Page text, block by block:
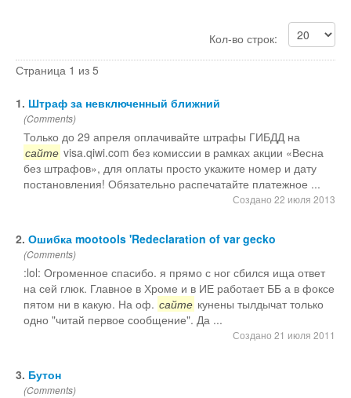
Акции
Мысли
Языки
Lietuviškai
English
Остальное
Кол-во строк:
Страница 1 из 5
1. Штраф за невключенный ближний
(Comments)
Только до 29 апреля оплачивайте штрафы ГИБДД на
сайте visa.qiwi.com без комиссии в рамках акции «Весна
без штрафов», для оплаты просто укажите номер и дату
постановления! Обязательно распечатайте платежное ...
Создано 22 июля 2013
2. Ошибка mootools 'Redeclaration of var gecko
(Comments)
:lol: Огроменное спасибо. я прямо с ног сбился ища ответ
на сей глюк. Главное в Хроме и в ИЕ работает ББ а в фоксе
пятом ни в какую. На оф. сайте кунены тылдычат только
одно "читай первое сообщение". Да ...
Создано 21 июля 2011
3. Бутон
(Comments)